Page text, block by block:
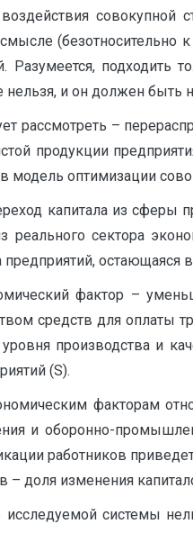
Разумеется,
нельзя, и он должен быть
рассмотреть –
продукции
в модель оптимизации
капитала из сферы
реального сектора
предприятий, остающаяся
фактор –
средств для оплаты
производства и
(S).
факторам
и оборонно-
работников
– доля изменения
системы